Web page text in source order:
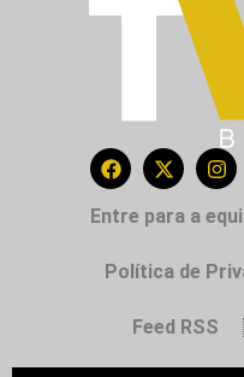
Entre para a
Política de
Feed RSS